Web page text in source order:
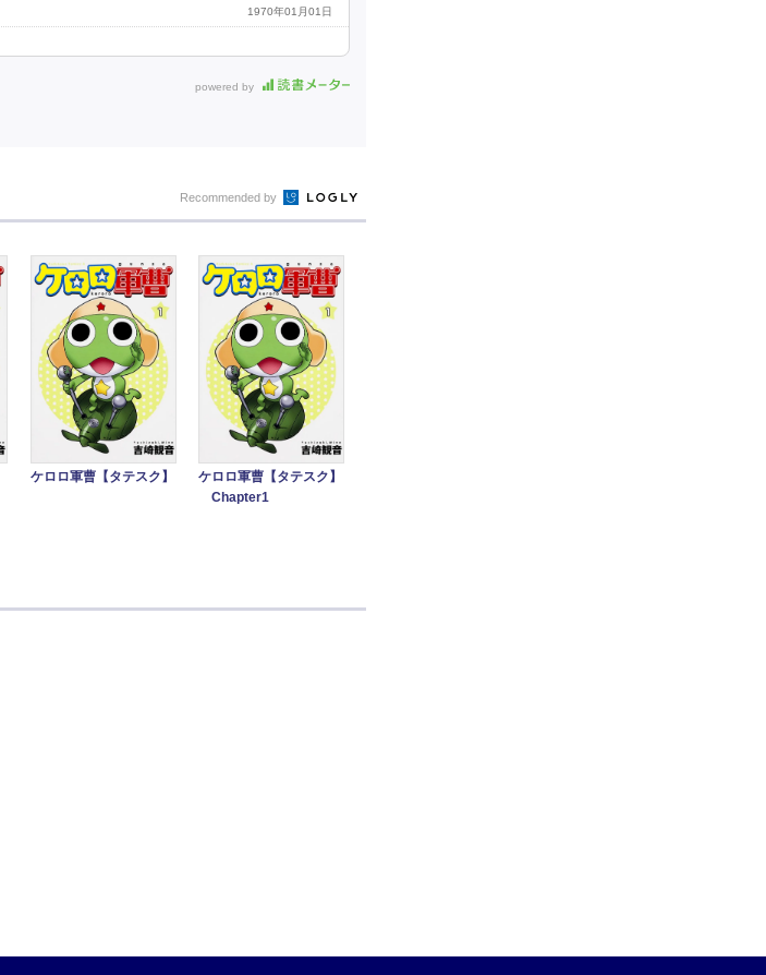
1970年01月01日
powered by
Recommended by
ケロロ軍曹【タテスク】
ケロロ軍曹【タテスク】
Chapter1